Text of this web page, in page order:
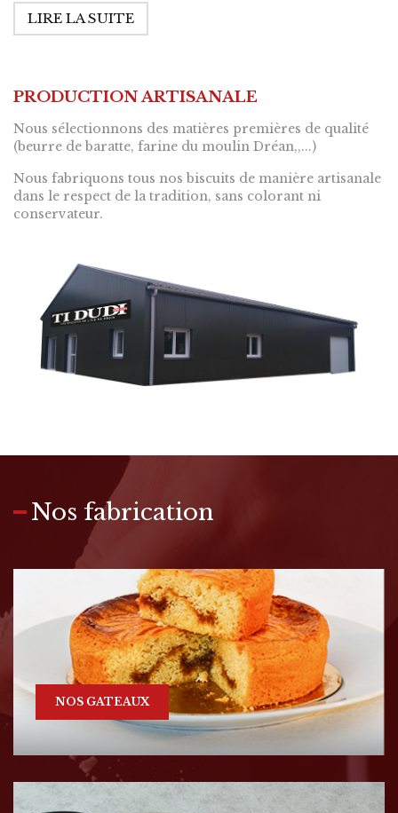
LIRE LA SUITE
PRODUCTION ARTISANALE
Nous sélectionnons des matières premières de qualité
(beurre de baratte, farine du moulin Dréan,,...)
Nous fabriquons tous nos biscuits de manière artisanale
dans le respect de la tradition, sans colorant ni
conservateur.
Nos fabrication
NOS GATEAUX